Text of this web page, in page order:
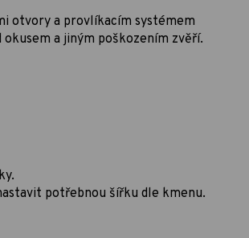
otvory a provlíkacím systémem
a jiným poškozením zvěří.
potřebnou šířku dle kmenu.